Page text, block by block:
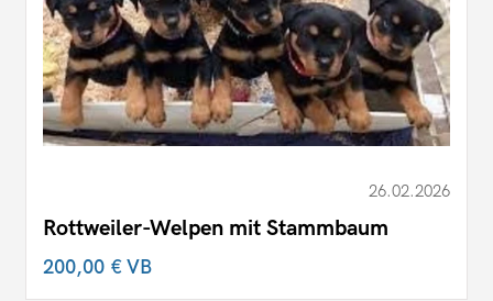
26.02.2026
Rottweiler-Welpen mit Stammbaum
200,00 €VB